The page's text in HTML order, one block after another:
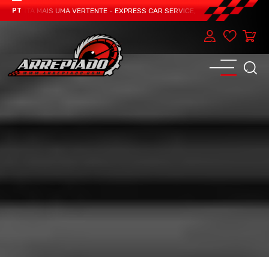
PTMAIS UMA VERTENTE - EXPRESS CAR SERVICE, MANUTENÇÃO DO TEU